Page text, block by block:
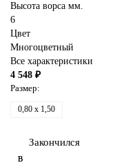
Высота ворса мм.
6
Цвет
Многоцветный
Все характеристики
4 548 ₽
Размер:
0,80 x 1,50
Закончился
В
В